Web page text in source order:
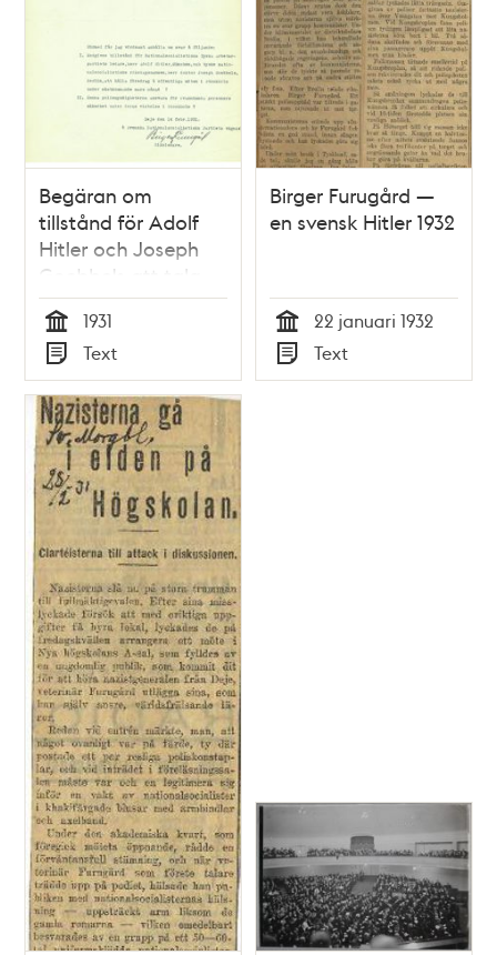
Begäran om
tillstånd för Adolf
Hitler och Joseph
Goebbels att tala
på offentligt möte i
Stockholm
Tid
1931
Typ
Text
Birger Furugård —
en svensk Hitler 1932
Tid
22 januari 1932
Typ
Text